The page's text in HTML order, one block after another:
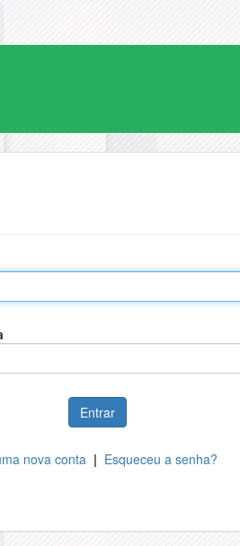
Entrar
nova conta | Esqueceu a senha?